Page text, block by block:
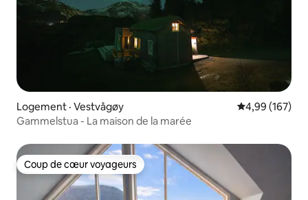
Logement · Vestvågøy Note
4,99 (167)
Gammelstua - La maison de la marée
Coup de cœur voyageurs
Coup de cœur voyageurs